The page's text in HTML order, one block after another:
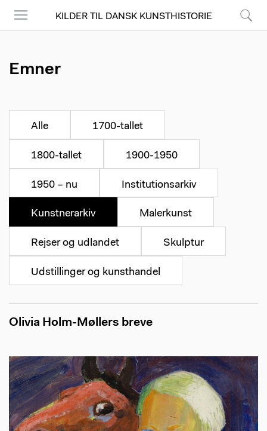
KILDER TIL DANSK KUNSTHISTORIE
Emner
Alle 1700-tallet
1800-tallet 1900-1950
1950 – nu Institutionsarkiv
Kunstnerarkiv Malerkunst
Rejser og udlandet Skulptur
Udstillinger og kunsthandel
Olivia Holm-Møllers breve